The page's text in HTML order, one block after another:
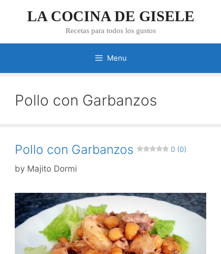
LA COCINA DE GISELE
Recetas para todos los gustos
Menu
Pollo con Garbanzos
Pollo con Garbanzos 0 (0)
by Majito Dormi